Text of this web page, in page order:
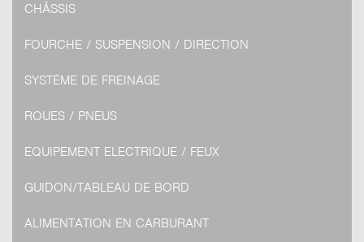
CHÂSSIS
FOURCHE / SUSPENSION / DIRECTION
SYSTÈME DE FREINAGE
ROUES / PNEUS
EQUIPEMENT ELECTRIQUE / FEUX
GUIDON/TABLEAU DE BORD
ALIMENTATION EN CARBURANT